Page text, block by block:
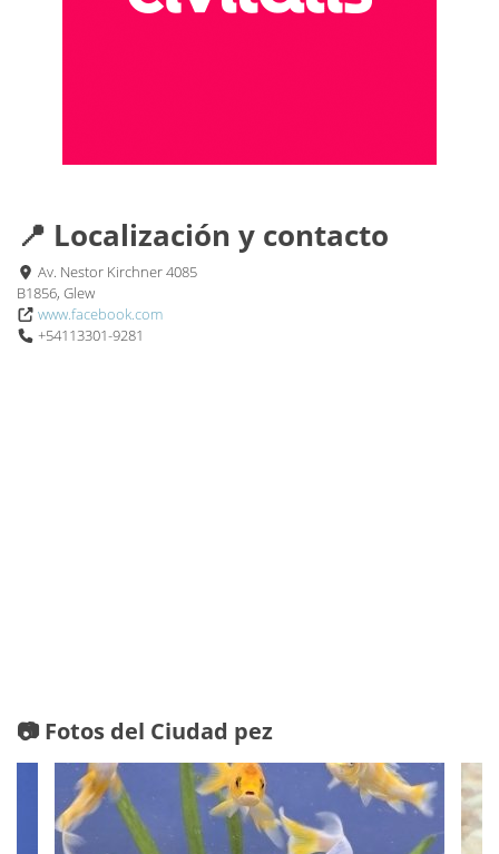
📍 Localización y contacto
Av. Nestor Kirchner 4085
B1856, Glew
www.facebook.com
+54113301-9281
📷 Fotos del Ciudad pez